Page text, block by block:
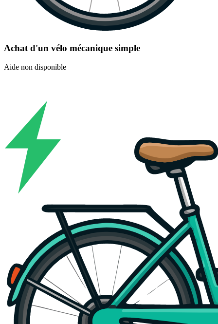
Achat d'un vélo mécanique simple
Aide non disponible